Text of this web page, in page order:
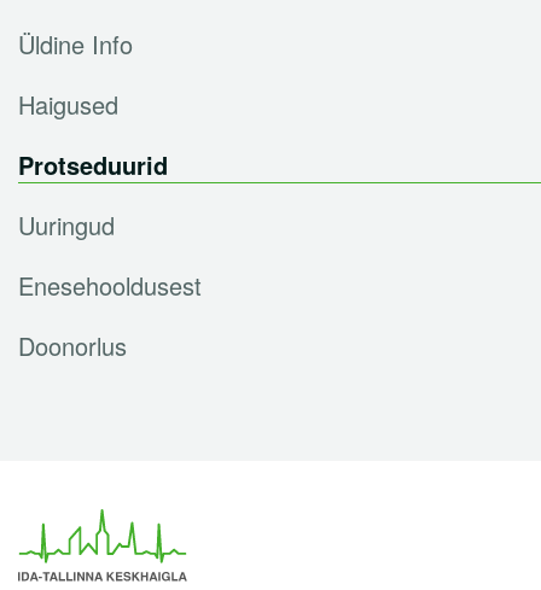
Üldine Info
Haigused
Protseduurid
Uuringud
Enesehooldusest
Doonorlus